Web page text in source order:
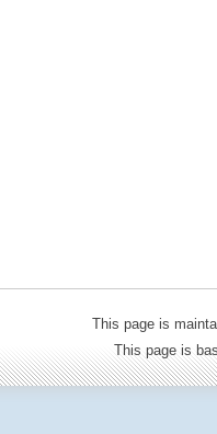
This page is
This page is